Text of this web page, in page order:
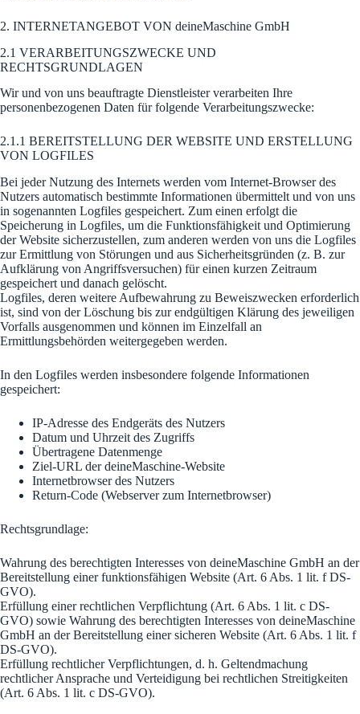
2. INTERNETANGEBOT VON deineMaschine GmbH
2.1 VERARBEITUNGSZWECKE UND
RECHTSGRUNDLAGEN
Wir und von uns beauftragte Dienstleister verarbeiten Ihre
personenbezogenen Daten für folgende Verarbeitungszwecke:
2.1.1 BEREITSTELLUNG DER WEBSITE UND ERSTELLUNG
VON LOGFILES
Bei jeder Nutzung des Internets werden vom Internet-Browser des
Nutzers automatisch bestimmte Informationen übermittelt und von uns
in sogenannten Logfiles gespeichert. Zum einen erfolgt die
Speicherung in Logfiles, um die Funktionsfähigkeit und Optimierung
der Website sicherzustellen, zum anderen werden von uns die Logfiles
zur Ermittlung von Störungen und aus Sicherheitsgründen (z. B. zur
Aufklärung von Angriffsversuchen) für einen kurzen Zeitraum
gespeichert und danach gelöscht.
Logfiles, deren weitere Aufbewahrung zu Beweiszwecken erforderlich
ist, sind von der Löschung bis zur endgültigen Klärung des jeweiligen
Vorfalls ausgenommen und können im Einzelfall an
Ermittlungsbehörden weitergegeben werden.
In den Logfiles werden insbesondere folgende Informationen
gespeichert:
IP-Adresse des Endgeräts des Nutzers
Datum und Uhrzeit des Zugriffs
Übertragene Datenmenge
Ziel-URL der deineMaschine-Website
Internetbrowser des Nutzers
Return-Code (Webserver zum Internetbrowser)
Rechtsgrundlage:
Wahrung des berechtigten Interesses von deineMaschine GmbH an der
Bereitstellung einer funktionsfähigen Website (Art. 6 Abs. 1 lit. f DS-
GVO).
Erfüllung einer rechtlichen Verpflichtung (Art. 6 Abs. 1 lit. c DS-
GVO) sowie Wahrung des berechtigten Interesses von deineMaschine
GmbH an der Bereitstellung einer sicheren Website (Art. 6 Abs. 1 lit. f
DS-GVO).
Erfüllung rechtlicher Verpflichtungen, d. h. Geltendmachung
rechtlicher Ansprache und Verteidigung bei rechtlichen Streitigkeiten
(Art. 6 Abs. 1 lit. c DS-GVO).